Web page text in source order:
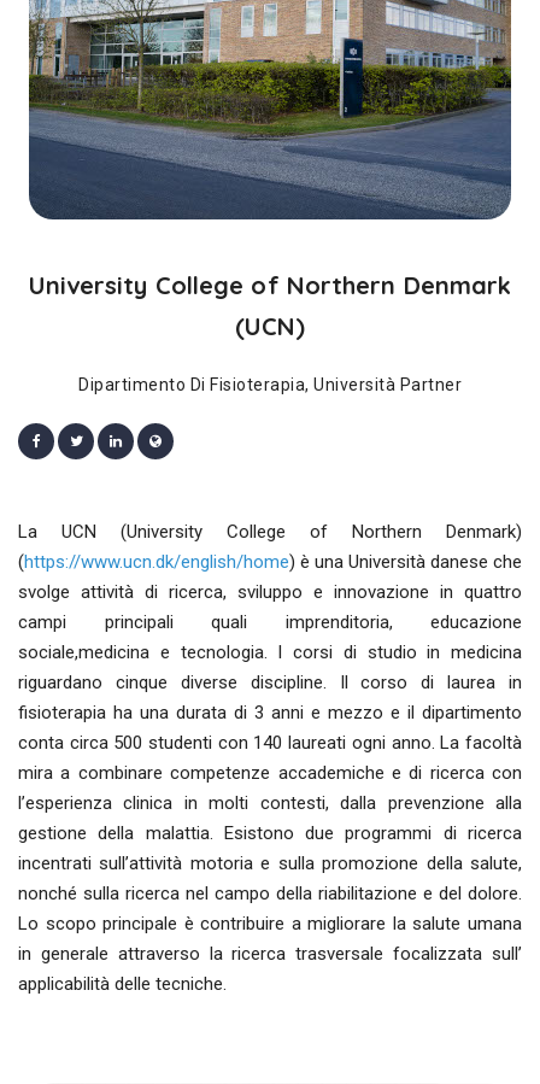
University College of Northern Denmark
(UCN)
Dipartimento Di Fisioterapia, Università Partner
La UCN (University College of Northern Denmark)
(https://www.ucn.dk/english/home) è una Università danese che
svolge attività di ricerca, sviluppo e innovazione in quattro
campi principali quali imprenditoria, educazione
sociale,medicina e tecnologia. I corsi di studio in medicina
riguardano cinque diverse discipline. Il corso di laurea in
fisioterapia ha una durata di 3 anni e mezzo e il dipartimento
conta circa 500 studenti con 140 laureati ogni anno. La facoltà
mira a combinare competenze accademiche e di ricerca con
l’esperienza clinica in molti contesti, dalla prevenzione alla
gestione della malattia. Esistono due programmi di ricerca
incentrati sull’attività motoria e sulla promozione della salute,
nonché sulla ricerca nel campo della riabilitazione e del dolore.
Lo scopo principale è contribuire a migliorare la salute umana
in generale attraverso la ricerca trasversale focalizzata sull’
applicabilità delle tecniche.